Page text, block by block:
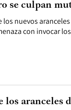
nuevos
con invocar
se culpan
los aranceles